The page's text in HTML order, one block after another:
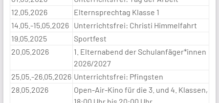
12.05.2026
Elternsprechtag Klasse 1
14.05.-15.05.2026 Unterrichtsfrei: Christi Himmelfahrt
19.05.2025
Sportfest
20.05.2026
1. Elternabend der Schulanfäger*innen
2026/2027
25.05.-26.05.2026 Unterrichtsfrei: Pfingsten
28.05.2026
Open-Air-Kino für die 3. und 4. Klassen,